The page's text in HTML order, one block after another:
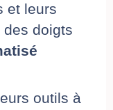
et leurs
doigts
outils à